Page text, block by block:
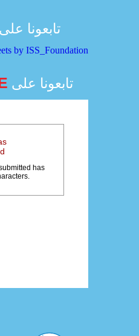
تابعونا
by ISS_Foundation
تابعونا على